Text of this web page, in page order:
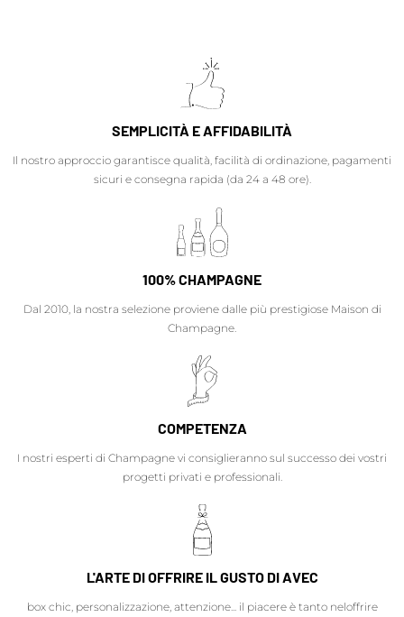
SEMPLICITÀ E AFFIDABILITÀ
Il nostro approccio garantisce qualità, facilità di ordinazione, pagamenti
sicuri e consegna rapida (da 24 a 48 ore).
100% CHAMPAGNE
Dal 2010, la nostra selezione proviene dalle più prestigiose Maison di
Champagne.
COMPETENZA
I nostri esperti di Champagne vi consiglieranno sul successo dei vostri
progetti privati e professionali.
L'ARTE DI OFFRIRE IL GUSTO DI AVEC
box chic, personalizzazione, attenzione... il piacere è tanto neloffrire